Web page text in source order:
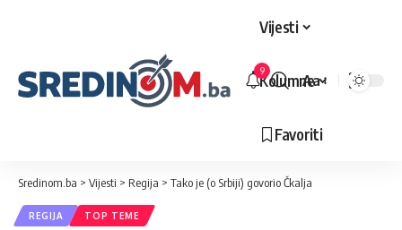
Vijesti
Kolumne
Favoriti
9
Veličina
Aa
Sredinom.ba > Vijesti > Regija > Tako je (o Srbiji) govorio Čkalja
REGIJA TOP TEME